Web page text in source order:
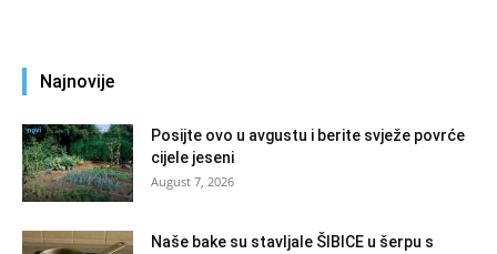
Najnovije
Posijte ovo u avgustu i berite svježe povrće
cijele jeseni
August 7, 2026
Naše bake su stavljale ŠIBICE u šerpu s